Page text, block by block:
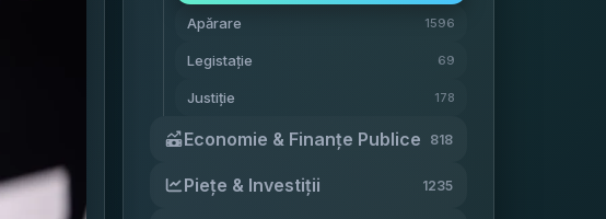
Apărare 1596
Legistație 69
Justiție 178
Economie & Finanțe Publice 818
Piețe & Investiții 1235